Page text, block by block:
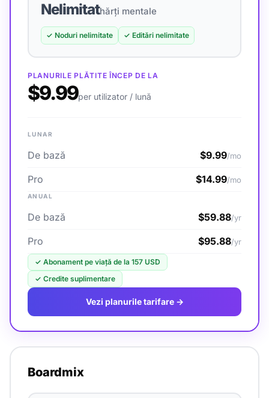
Nelimitathărți mentale
✓ Noduri nelimitate ✓ Editări nelimitate
PLANURILE PLĂTITE ÎNCEP DE LA
$9.99per utilizator / lună
LUNAR
De bază $9.99/mo
Pro $14.99/mo
ANUAL
De bază $59.88/yr
Pro $95.88/yr
✓ Abonament pe viață de la 157 USD
✓ Credite suplimentare
Vezi planurile tarifare →
Boardmix